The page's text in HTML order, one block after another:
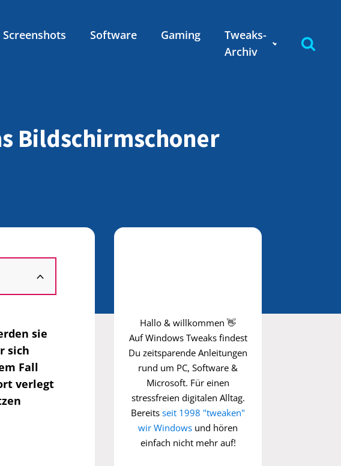
Screenshots Software Gaming
Tweaks-
Archiv
Bildschirmschoner
sie
sich
Fall
verlegt
Hallo & willkommen 👋
Auf Windows Tweaks findest
Du zeitsparende Anleitungen
rund um PC, Software &
Microsoft. Für einen
stressfreien digitalen Alltag.
Bereits seit 1998 "tweaken"
wir Windows und hören
einfach nicht mehr auf!